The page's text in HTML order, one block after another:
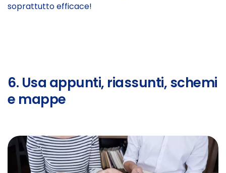
soprattutto efficace!
6. Usa appunti, riassunti, schemi
e mappe